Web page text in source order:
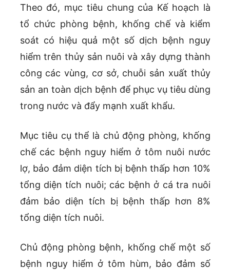
Theo đó, mục tiêu chung của Kế hoạch là
tổ chức phòng bệnh, khống chế và kiểm
soát có hiệu quả một số dịch bệnh nguy
hiểm trên thủy sản nuôi và xây dựng thành
công các vùng, cơ sở, chuỗi sản xuất thủy
sản an toàn dịch bệnh để phục vụ tiêu dùng
trong nước và đẩy mạnh xuất khẩu.
Mục tiêu cụ thể là chủ động phòng, khống
chế các bệnh nguy hiểm ở tôm nuôi nước
lợ, bảo đảm diện tích bị bệnh thấp hơn 10%
tổng diện tích nuôi; các bệnh ở cá tra nuôi
đảm bảo diện tích bị bệnh thấp hơn 8%
tổng diện tích nuôi.
Chủ động phòng bệnh, khống chế một số
bệnh nguy hiểm ở tôm hùm, bảo đảm số